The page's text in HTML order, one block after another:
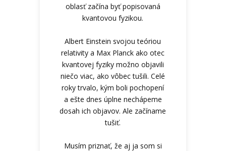
oblasť začína byť popisovaná
kvantovou fyzikou.
Albert Einstein svojou teóriou
relativity a Max Planck ako otec
kvantovej fyziky možno objavili
niečo viac, ako vôbec tušili. Celé
roky trvalo, kým boli pochopení
a ešte dnes úplne nechápeme
dosah ich objavov. Ale začíname
tušiť.
Musím priznať, že aj ja som si